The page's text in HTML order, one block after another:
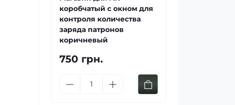
коробчатый с окном для
контроля количества
заряда патронов
коричневый
750 грн.